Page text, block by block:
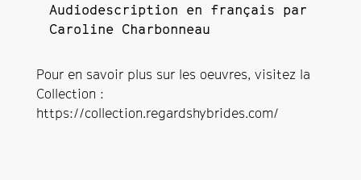
Audiodescription en français par
Caroline Charbonneau
Pour en savoir plus sur les oeuvres, visitez la
Collection :
https://collection.regardshybrides.com/